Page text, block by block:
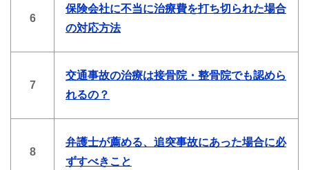
6
保険会社に不当に治療費を打ち切られた場合
の対応方法
7
交通事故の治療は接骨院・整骨院でも認めら
れるの？
8
弁護士が薦める、追突事故にあった場合に必
ずすべきこと